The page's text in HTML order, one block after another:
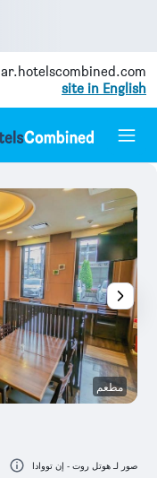
ar.hotelscombined.com
site in English
مطعم
صور لـ هوتل روت - إن تووادا